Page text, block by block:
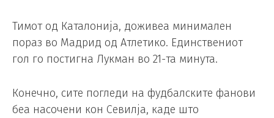
Тимот од Каталонија, доживеа минимален
пораз во Мадрид од Атлетико. Единствениот
гол го постигна Лукман во 21-та минута.
Конечно, сите погледи на фудбалските фанови
беа насочени кон Севилја, каде што